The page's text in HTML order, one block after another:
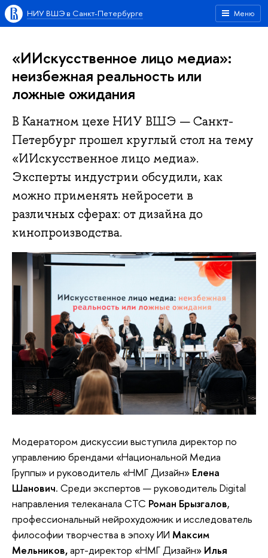
Меню
НИУ ВШЭ в Санкт-Петербурге
«ИИскусственное лицо медиа»:
неизбежная реальность или
ложные ожидания
В Канатном цехе НИУ ВШЭ — Санкт-
Петербург прошел круглый стол на тему
«ИИскусственное лицо медиа».
Эксперты индустрии обсудили, как
можно применять нейросети в
различных сферах: от дизайна до
кинопроизводства.
Модератором дискуссии выступила директор по
управлению брендами «Национальной Медиа
Группы» и руководитель «НМГ Дизайн» Елена
Шанович. Среди экспертов — руководитель Digital
направления телеканала СТС Роман Брызгалов,
профессиональный нейрохудожник и исследователь
философии творчества в эпоху ИИ Максим
Мельников,арт-директор «НМГ Дизайн» Илья